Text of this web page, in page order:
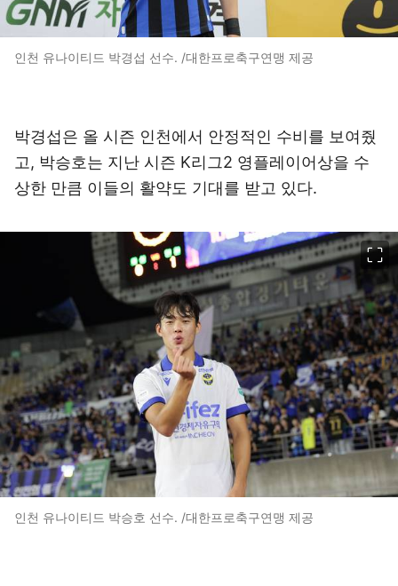
인천 유나이티드 박경섭 선수. /대한프로축구연맹 제공
박경섭은 올 시즌 인천에서 안정적인 수비를 보여줬
고, 박승호는 지난 시즌 K리그2 영플레이어상을 수
상한 만큼 이들의 활약도 기대를 받고 있다.
인천 유나이티드 박승호 선수. /대한프로축구연맹 제공